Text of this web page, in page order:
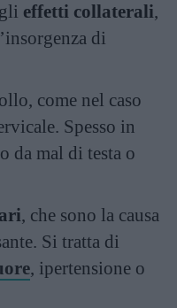
effetti collaterali,
di
come nel caso
Spesso in
da mal di testa o
, che sono la causa
Si tratta di
, ipertensione o